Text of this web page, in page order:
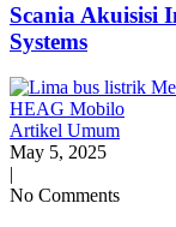
Scania Akuisisi
Systems
Artikel Umum
May 5, 2025
|
No Comments